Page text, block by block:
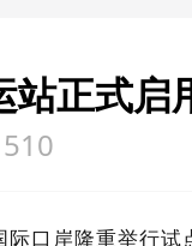
站正式启
口岸隆重举行试